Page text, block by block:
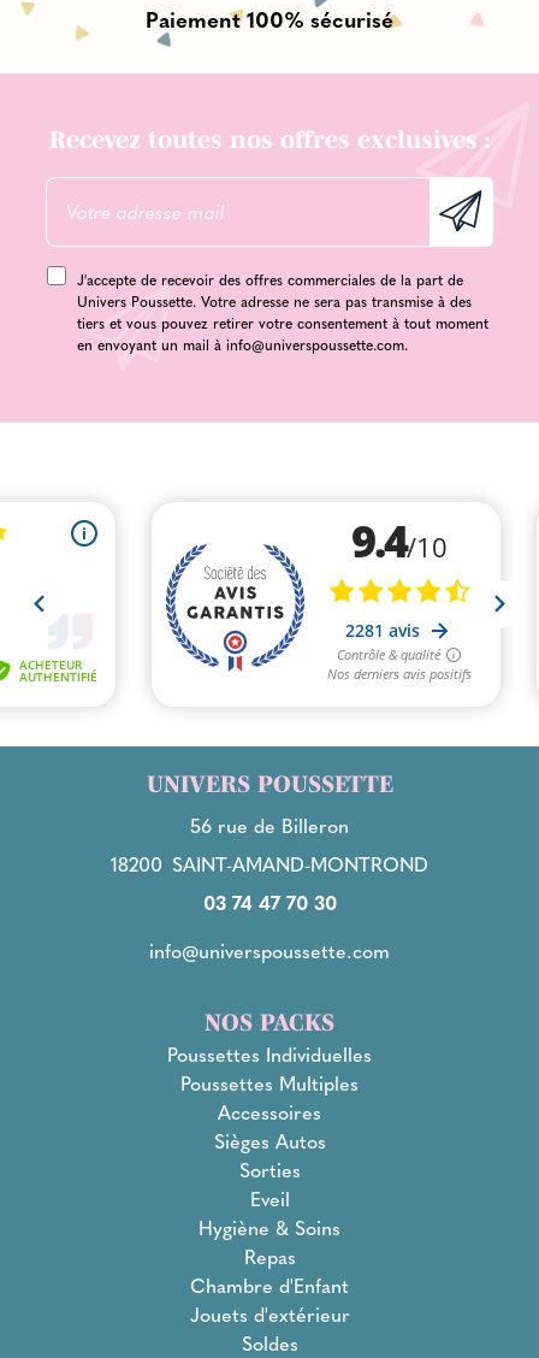
Paiement 100% sécurisé
Recevez toutes nos offres exclusives :
J'accepte de recevoir des offres commerciales de la part de
Univers Poussette. Votre adresse ne sera pas transmise à des
tiers et vous pouvez retirer votre consentement à tout moment
en envoyant un mail à info@universpoussette.com.
UNIVERS POUSSETTE
56 rue de Billeron
18200 SAINT-AMAND-MONTROND
03 74 47 70 30
info@universpoussette.com
NOS PACKS
Poussettes Individuelles
Poussettes Multiples
Accessoires
Sièges Autos
Sorties
Eveil
Hygiène & Soins
Repas
Chambre d'Enfant
Jouets d'extérieur
Soldes